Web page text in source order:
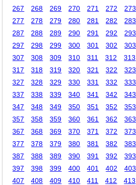
267 268 269 270 271 272 273
277
278 279 280 281 282 283
287
288 289 290 291 292 293
297
298 299 300 301 302 303
307
308 309 310 311 312 313
317
318 319 320 321 322 323
327
328 329 330 331 332 333
337
338 339 340 341 342 343
347
348 349 350 351 352 353
357
358 359 360 361 362 363
367
368 369 370 371 372 373
377
378 379 380 381 382 383
387
388 389 390 391 392 393
397
398 399 400 401 402 403
407
408 409 410 411 412 413